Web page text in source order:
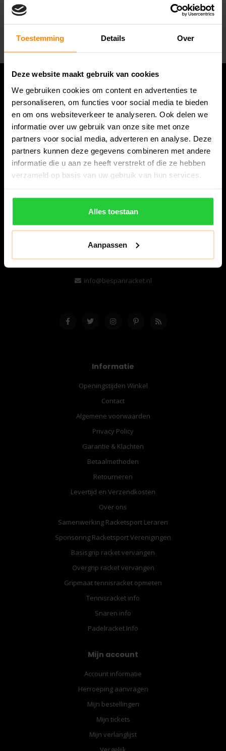
Toestemming Details Over
Deze website maakt gebruik van cookies
We gebruiken cookies om content en advertenties te
personaliseren, om functies voor social media te bieden
en om ons websiteverkeer te analyseren. Ook delen we
informatie over uw gebruik van onze site met onze
partners voor social media, adverteren en analyse. Deze
partners kunnen deze gegevens combineren met andere
informatie die u aan ze heeft verstrekt of die ze hebben
verzameld op basis van uw gebruik van hun services.
Alles toestaan
Aanpassen
Blijf op de hoogte van alle acties die wij je aanbieden!
Bespanracket.nl is dé racketspecialist van Lelystad en
Snijdersstraat 6
8224 AA Lelystad
06-57276080
info@bespanracket.nl
Informatie
Openingstijden Winkel
Contact
Algemene voorwaarden
Privacy Policy
Garantie & Klachten
Betaalmethoden
Retourneren
Levertijd en Verzendkosten
Over ons
Samenwerking Racketsport Leraren
Sponsoring Racketsport Verenigingen
Basisgrip racket vervangen
Overgrip racket vervangen
Gripmaat tennisracket opmeten
Tennisracket info
Snaren info
Padelracket Info
Mijn account
Account informatie
Herroeping aanvragen
Mijn bestellingen
Mijn tickets
Mijn verlanglijst